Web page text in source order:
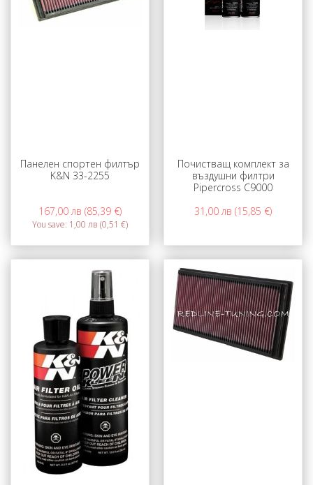
Панелен спортен филтър
K&N 33-2255
167,00 лв (85,39 €)
You save: 1,00 лв (0,51 €)
Почистващ комплект за
въздушни филтри
Pipercross C9000
31,00 лв (15,85 €)